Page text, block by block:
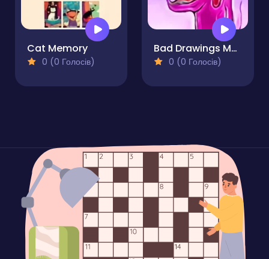
Cat Memory
0 (0 Голосів)
Bad Drawings Memory Game
0 (0 Голосів)